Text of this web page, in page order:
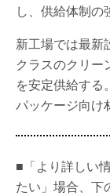
し、供給体制の
新工場では最新
クラスのクリー
を安定供給する
パッケージ向け
■「より詳しい
たい」場合、下